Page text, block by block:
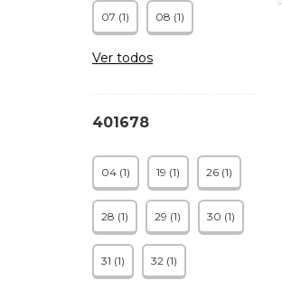
07 (1) 08 (1)
Ver todos
401678
04 (1) 19 (1) 26 (1)
28 (1) 29 (1) 30 (1)
31 (1) 32 (1)